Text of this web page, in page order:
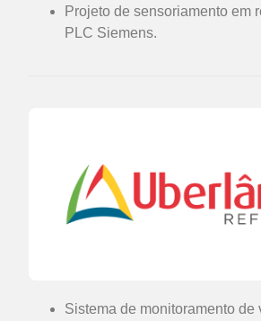
Projeto de sensoriamento em
PLC Siemens.
Sistema de monitoramento de